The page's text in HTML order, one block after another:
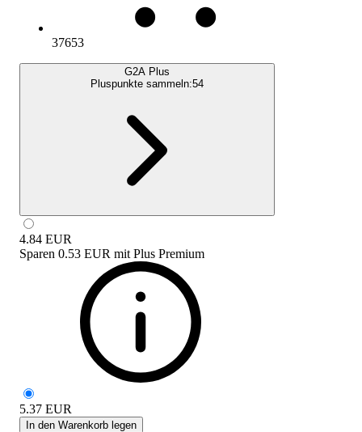
37653
G2A Plus
Pluspunkte sammeln:54
4.84 EUR
Sparen 0.53 EUR mit Plus Premium
5.37 EUR
In den Warenkorb legen